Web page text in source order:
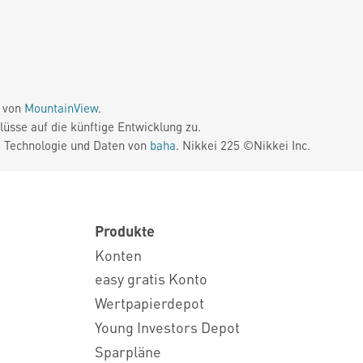
MountainView.
auf die künftige Entwicklung zu.
und Daten von baha. Nikkei 225 ©Nikkei Inc.
Produkte
Konten
easy gratis Konto
Wertpapierdepot
Young Investors Depot
Sparpläne